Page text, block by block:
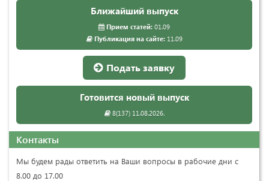
Ближайший выпуск
Прием статей: 01.09
Публикация на сайте:11.09
Подать заявку
Готовится новый выпуск
8(137) 11.08.2026.
Контакты
Мы будем рады ответить на Ваши вопросы в рабочие дни с
8.00 до 17.00